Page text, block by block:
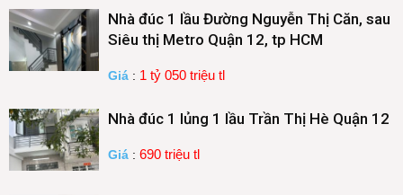
Nhà đúc 1 lầu Đường Nguyễn Thị Căn, sau
Siêu thị Metro Quận 12, tp HCM
Giá : 1 tỷ 050 triệu tl
Nhà đúc 1 lủng 1 lầu Trần Thị Hè Quận 12
Giá : 690 triệu tl